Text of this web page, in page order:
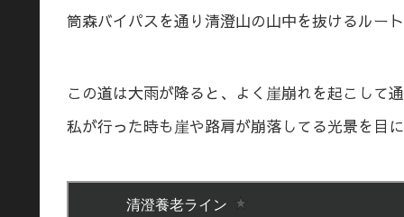
筒森バイパスを通り清澄山の山中を抜けるルー
この道は大雨が降ると、よく崖崩れを起こして
私が行った時も崖や路肩が崩落してる光景を目